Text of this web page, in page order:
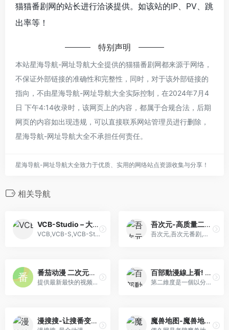
猫猫番剧网的站长进行洽谈提供。如该站的IP、PV、跳
出率等！
特别声明
本站星海导航-网址导航大全提供的猫猫番剧网都来源于网络，
不保证外部链接的准确性和完整性，同时，对于该外部链接的
指向，不由星海导航-网址导航大全实际控制，在2024年7月4
日 下午4:14收录时，该网页上的内容，都属于合规合法，后期
网页的内容如出现违规，可以直接联系网站管理员进行删除，
星海导航-网址导航大全不承担任何责任。
星海导航-网址导航大全致力于优质、实用的网络站点资源收集与分享！
相关导航
VCB-Studio – 大家一起实现的故事！
VCB,VCB-S,VCB-Studio,动漫,R...
吾次元-高质量二次元追番小站
吾次元,吾次元番剧,在线动漫,...
番茄动漫 二次元的异世界之旅
提供最新最快的视频分享数据
百部動漫線上看! 秒播不卡!! – 第二維度
第二維度是一個以分享字幕組作品為主的動漫資源平台，上百部720p/1080p高清動畫，秒播不卡頓！現在申請加入會員後還可使用BTSync挂機同步下載的服務，或者直接點擊Google Drive, OneDrive等雲端網盤鏈接來下載動漫。
漫搜搜-让搜番变得更简单~ 魔兽地图-魔兽地图下载-魔兽争霸地图-魔兽RPG地图-偶久网